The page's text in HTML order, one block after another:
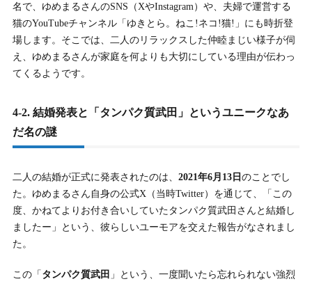
名で、ゆめまるさんのSNS（XやInstagram）や、夫婦で運営する
猫のYouTubeチャンネル「ゆきとら。ねこ!ネコ!猫!」にも時折登
場します。そこでは、二人のリラックスした仲睦まじい様子が伺
え、ゆめまるさんが家庭を何よりも大切にしている理由が伝わっ
てくるようです。
4-2. 結婚発表と「タンパク質武田」というユニークなあ
だ名の謎
二人の結婚が正式に発表されたのは、 2021年6月13日 のことでし
た。ゆめまるさん自身の公式X（当時Twitter）を通じて、「この
度、かねてよりお付き合いしていたタンパク質武田さんと結婚し
ましたー」という、彼らしいユーモアを交えた報告がなされまし
た。
この「 タンパク質武田 」という、一度聞いたら忘れられない強烈